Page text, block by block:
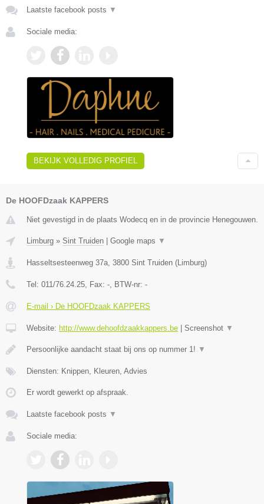
Laatste facebook posts ▼
Sociale media:
BEKIJK VOLLEDIG PROFIEL
De HOOFDzaak KAPPERS
Niet gevestigd in de plaats Wodecq en in de provincie Henegouwen.
Limburg » Sint Truiden | Google maps ▼
Hasseltsesteenweg 37a 3800 Sint Truiden (Limburg)
Tel: 011/76.24.25 , Fax: - , BTW-nr: -
E-mail › De HOOFDzaak KAPPERS
Website: http://www.dehoofdzaakkappers.be | Screenshot ▼
Persoonlijke aandacht staat bij ons op nummer 1! ▼
Diensten: Knippen, Kleuren, Advies
Er wordt gewerkt op afspraak.
Laatste facebook posts ▼
Sociale media: